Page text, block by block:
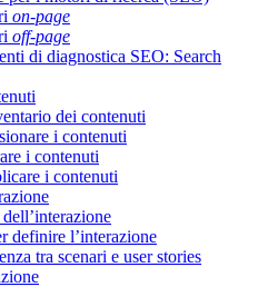
on-page
off-page
di diagnostica SEO: Search
dei contenuti
i contenuti
i contenuti
i contenuti
definire l’interazione
tra scenari e user stories